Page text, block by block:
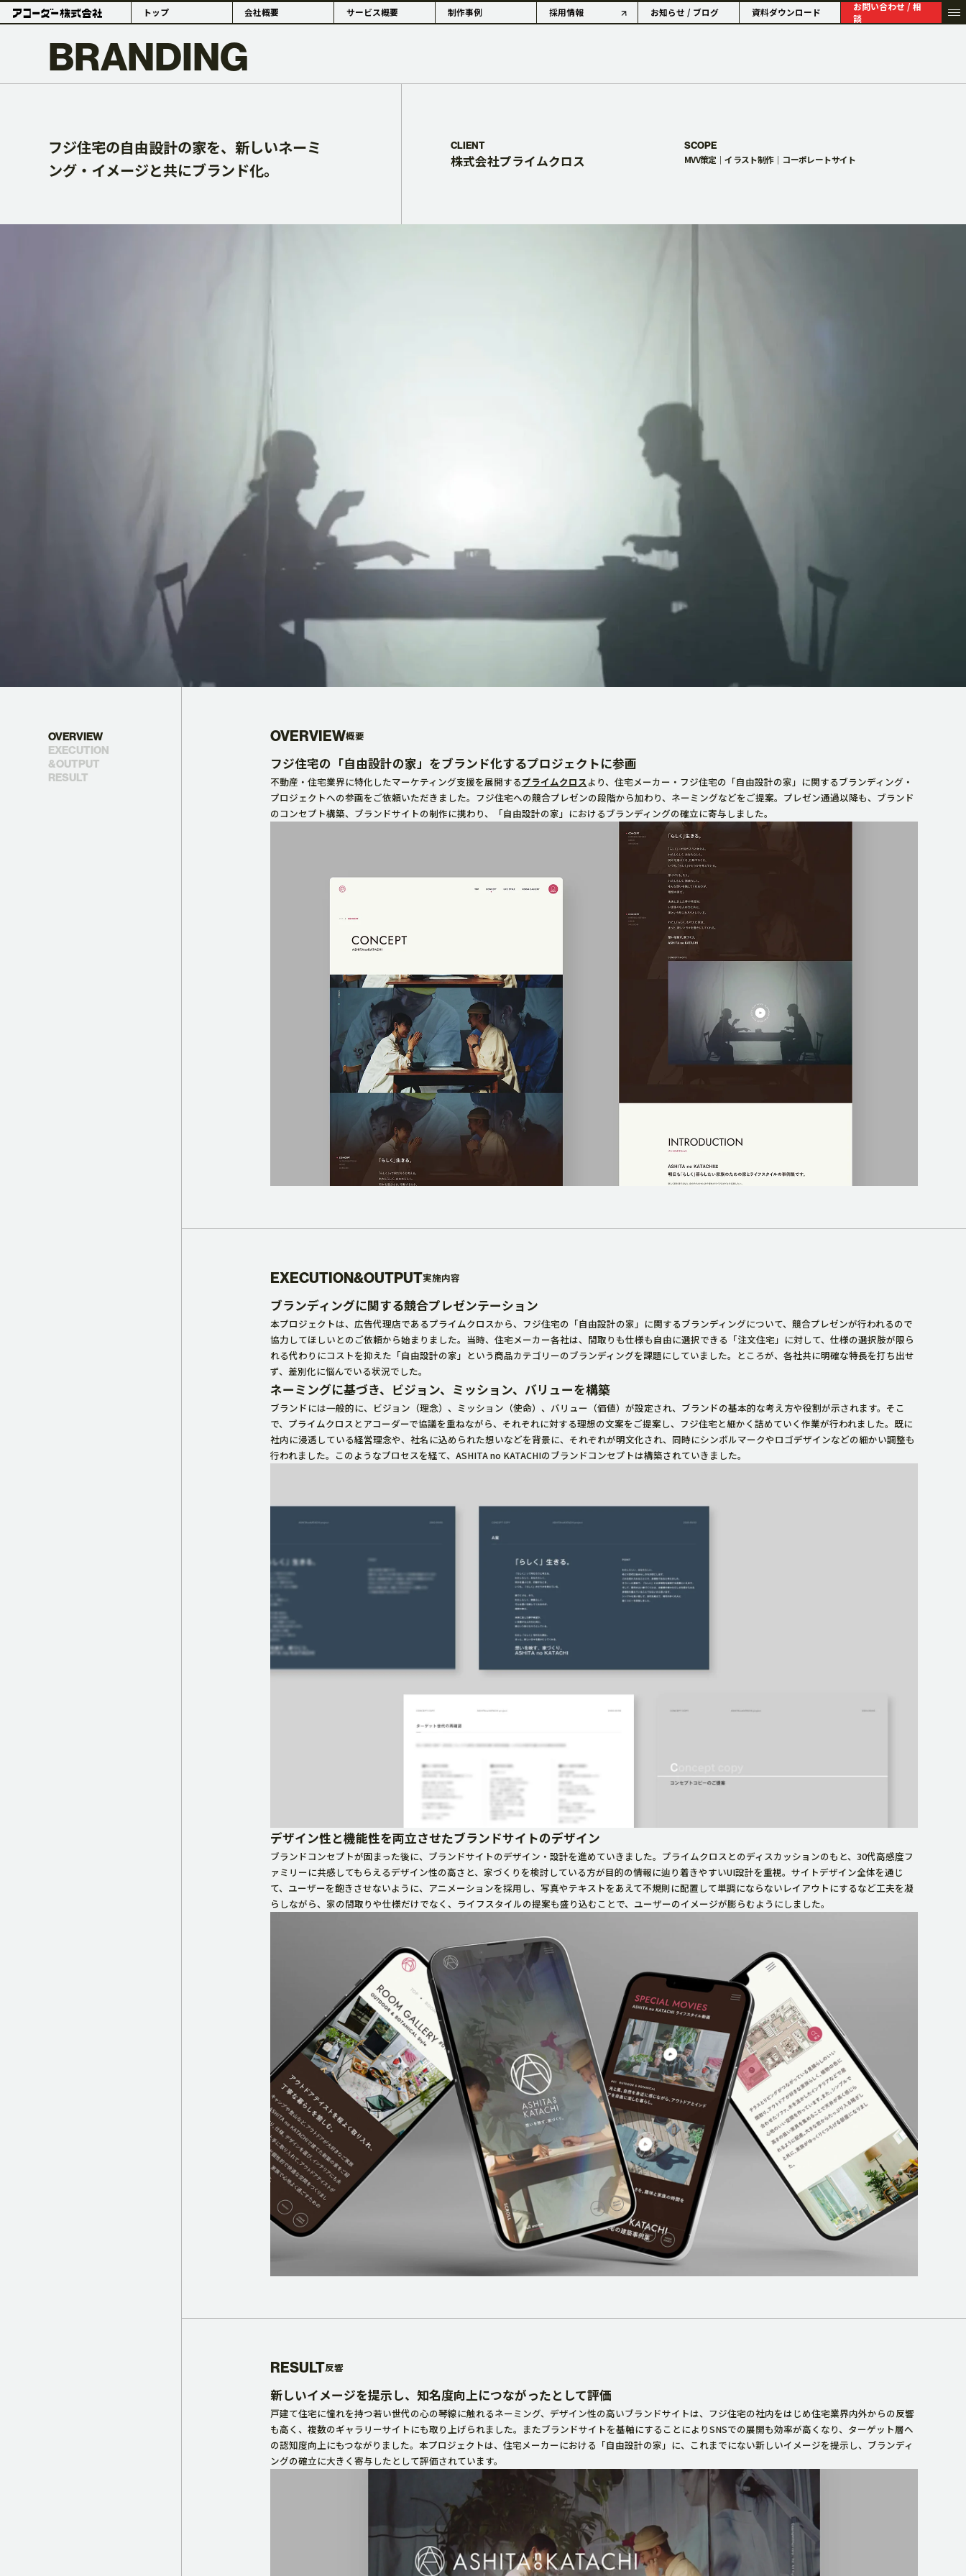
トップ 会社概要 サービス概要 制作事例 採用情報 お知らせ / ブログ 資料ダウンロード
お問い合わせ / 相
談
PHILOSOPHY OUTLINE HISTORY
ブランディング
GRAPHIC DESIGN
VIDEO PRODUCTION CG CREATION
WORK
BRANDING
フジ住宅の自由設計の家を、新しいネーミ
ング・イメージと共にブランド化。
CLIENT
株式会社プライムクロス
SCOPE
MVV策定
イラスト制作 コーポレートサイト
OVERVIEW
EXECUTION
&OUTPUT
RESULT
OVERVIEW概要
フジ住宅の「自由設計の家」をブランド化するプロジェクトに参画
不動産・住宅業界に特化したマーケティング支援を展開するプライムクロスより、住宅メーカー・フジ住宅の「自由設計の家」に関するブランディング・
プロジェクトへの参画をご依頼いただきました。フジ住宅への競合プレゼンの段階から加わり、ネーミングなどをご提案。プレゼン通過以降も、ブランド
のコンセプト構築、ブランドサイトの制作に携わり、「自由設計の家」におけるブランディングの確立に寄与しました。
EXECUTION&OUTPUT実施内容
ブランディングに関する競合プレゼンテーション
本プロジェクトは、広告代理店であるプライムクロスから、フジ住宅の「自由設計の家」に関するブランディングについて、競合プレゼンが行われるので
協力してほしいとのご依頼から始まりました。当時、住宅メーカー各社は、間取りも仕様も自由に選択できる「注文住宅」に対して、仕様の選択肢が限ら
れる代わりにコストを抑えた「自由設計の家」という商品カテゴリーのブランディングを課題にしていました。ところが、各社共に明確な特長を打ち出せ
ず、差別化に悩んでいる状況でした。
ネーミングに基づき、ビジョン、ミッション、バリューを構築
ブランドには一般的に、ビジョン（理念）、ミッション（使命）、バリュー（価値）が設定され、ブランドの基本的な考え方や役割が示されます。そこ
で、プライムクロスとアコーダーで協議を重ねながら、それぞれに対する理想の文案をご提案し、フジ住宅と細かく詰めていく作業が行われました。既に
社内に浸透している経営理念や、社名に込められた想いなどを背景に、それぞれが明文化され、同時にシンボルマークやロゴデザインなどの細かい調整も
行われました。このようなプロセスを経て、ASHITA no KATACHIのブランドコンセプトは構築されていきました。
デザイン性と機能性を両立させたブランドサイトのデザイン
ブランドコンセプトが固まった後に、ブランドサイトのデザイン・設計を進めていきました。プライムクロスとのディスカッションのもと、30代高感度フ
ァミリーに共感してもらえるデザイン性の高さと、家づくりを検討している方が目的の情報に辿り着きやすいUI設計を重視。サイトデザイン全体を通じ
て、ユーザーを飽きさせないように、アニメーションを採用し、写真やテキストをあえて不規則に配置して単調にならないレイアウトにするなど工夫を凝
らしながら、家の間取りや仕様だけでなく、ライフスタイルの提案も盛り込むことで、ユーザーのイメージが膨らむようにしました。
RESULT反響
新しいイメージを提示し、知名度向上につながったとして評価
戸建て住宅に憧れを持つ若い世代の心の琴線に触れるネーミング、デザイン性の高いブランドサイトは、フジ住宅の社内をはじめ住宅業界内外からの反響
も高く、複数のギャラリーサイトにも取り上げられました。またブランドサイトを基軸にすることによりSNSでの展開も効率が高くなり、ターゲット層へ
の認知度向上にもつながりました。本プロジェクトは、住宅メーカーにおける「自由設計の家」に、これまでにない新しいイメージを提示し、ブランディ
ングの確立に大きく寄与したとして評価されています。